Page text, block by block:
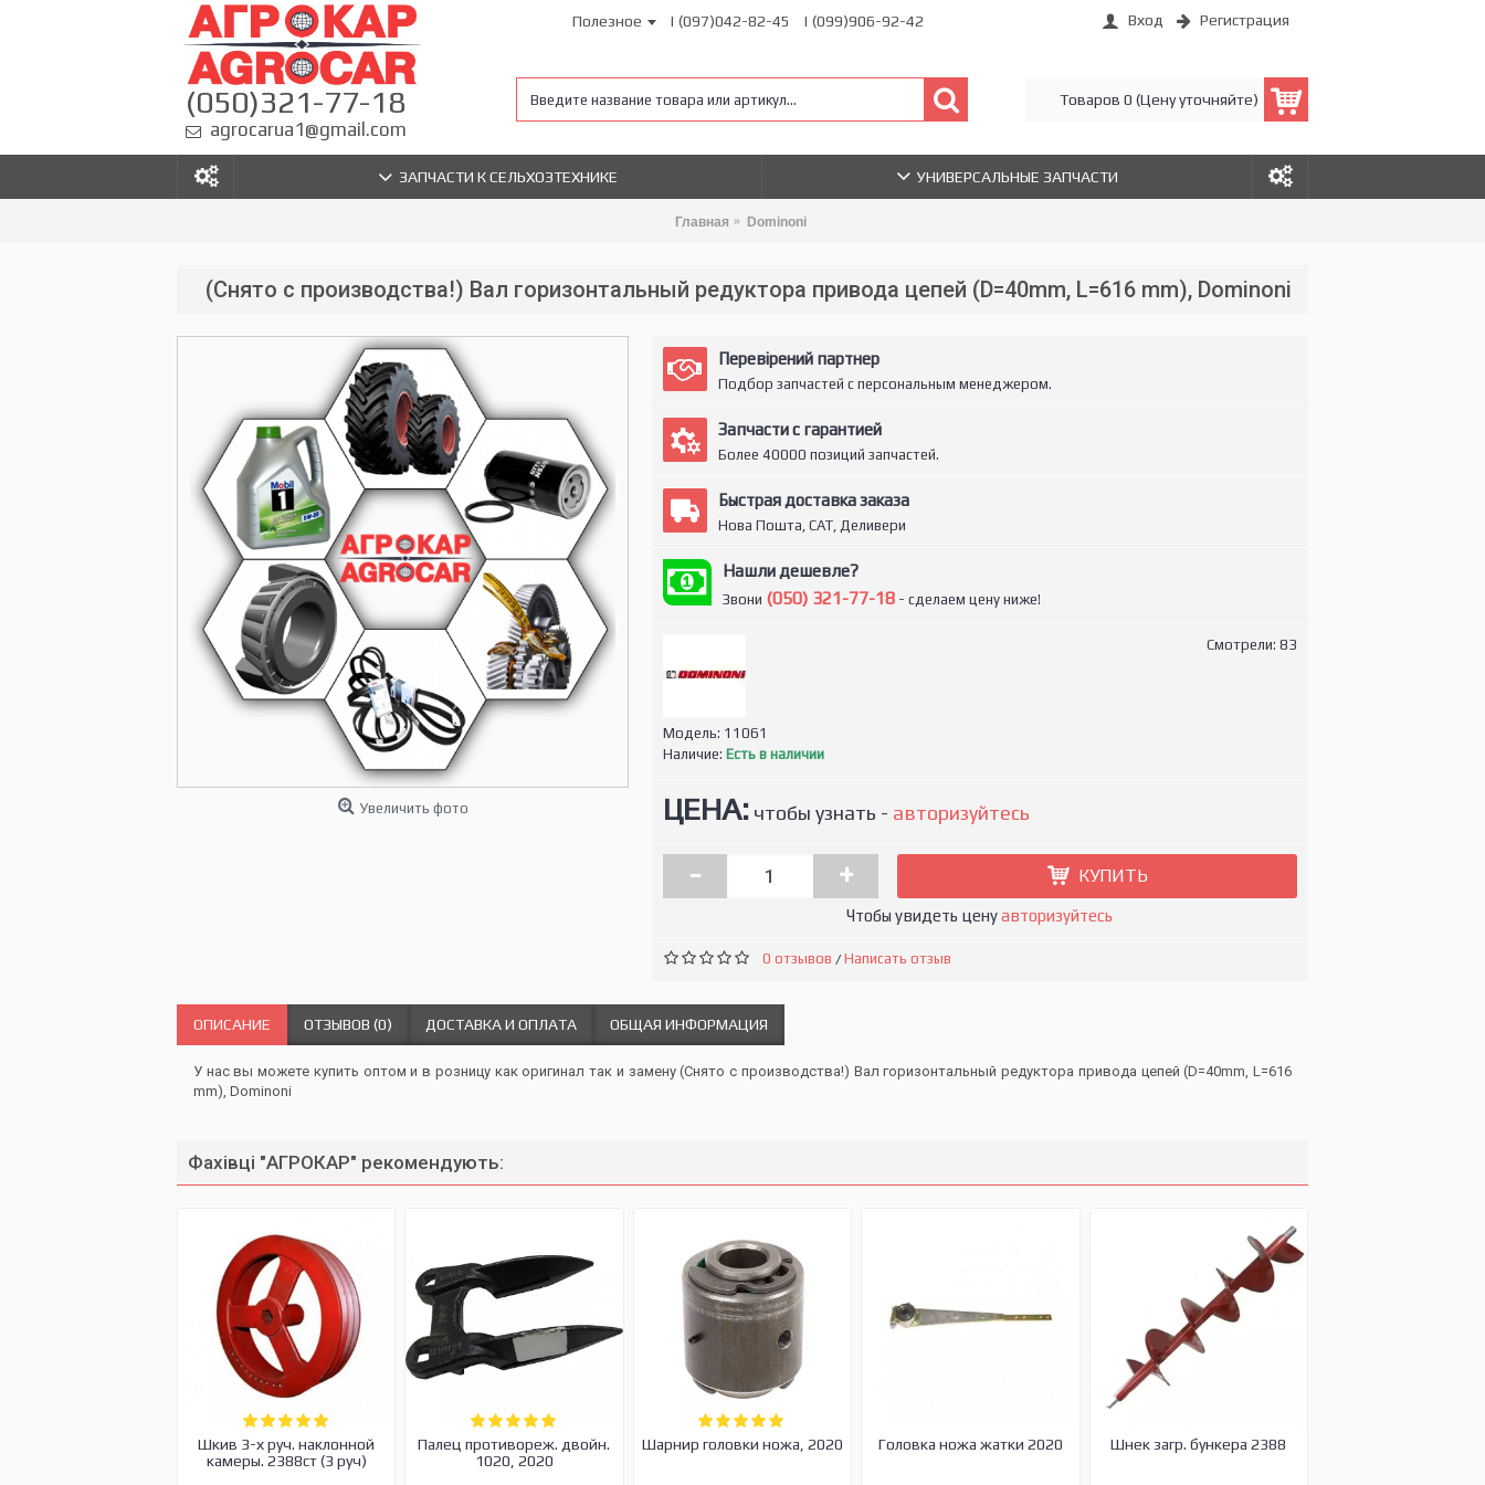
(050)321-77-18
agrocarua1@gmail.com
Полезное | (097)042-82-45 | (099)906-92-42 Вход Регистрация
Товаров 0 (Цену уточняйте)
ЗАПЧАСТИ К СЕЛЬХОЗТЕХНИКЕ УНИВЕРСАЛЬНЫЕ ЗАПЧАСТИ
Главная Dominoni
(Снято с производства!) Вал горизонтальный редуктора привода цепей (D=40mm, L=616 mm), Dominoni
Увеличить фото
Перевірений партнер
Подбор запчастей с персональным менеджером.
Запчасти с гарантией
Более 40000 позиций запчастей.
Быстрая доставка заказа
Нова Пошта, САТ, Деливери
Нашли дешевле?
Звони (050) 321-77-18- сделаем цену ниже!
Смотрели: 83
Модель: 11061
Наличие: Есть в наличии
ЦЕНА:чтобы узнать - авторизуйтесь
- + КУПИТЬ
Чтобы увидеть ценуавторизуйтесь
0 отзывов /Написать отзыв
ОПИСАНИЕ ОТЗЫВОВ (0) ДОСТАВКА И ОПЛАТА ОБЩАЯ ИНФОРМАЦИЯ
У нас вы можете купить оптом и в розницу как оригинал так и замену (Снято с производства!) Вал горизонтальный редуктора привода цепей (D=40mm, L=616
mm), Dominoni
Фахівці "АГРОКАР" рекомендують:
Шкив 3-х руч. наклонной
камеры. 2388ст (3 руч)
Палец противореж. двойн.
1020, 2020
Шарнир головки ножа, 2020 Головка ножа жатки 2020 Шнек загр. бункера 2388